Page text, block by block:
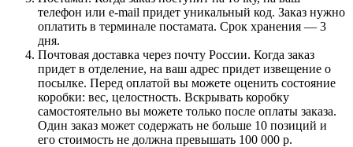
телефон или e-mail придет уникальный код. Заказ нужно
оплатить в терминале постамата. Срок хранения — 3
дня.
Почтовая доставка через почту России. Когда заказ
придет в отделение, на ваш адрес придет извещение о
посылке. Перед оплатой вы можете оценить состояние
коробки: вес, целостность. Вскрывать коробку
самостоятельно вы можете только после оплаты заказа.
Один заказ может содержать не больше 10 позиций и
его стоимость не должна превышать 100 000 р.